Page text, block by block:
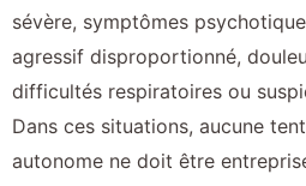
sévère, symptômes
agressif disproportionné,
difficultés respiratoires ou
Dans ces situations, aucune
autonome ne doit être